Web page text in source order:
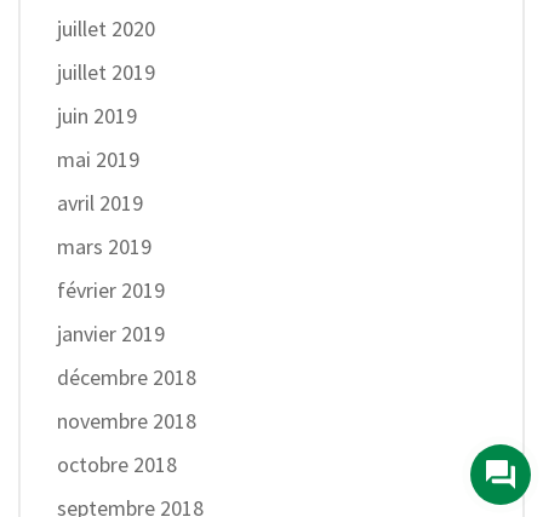
juillet 2020
juillet 2019
juin 2019
mai 2019
avril 2019
mars 2019
février 2019
janvier 2019
décembre 2018
novembre 2018
octobre 2018
septembre 2018